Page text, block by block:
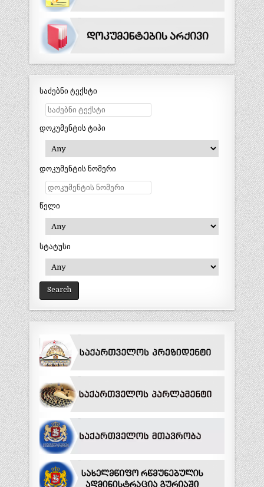
საძებნი ტექსტი
დოკუმენტის ტიპი
დოკუმენტის ნომერი
წელი
სტატუსი